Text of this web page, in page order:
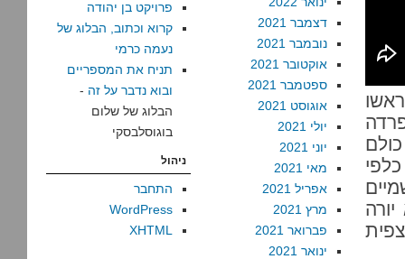
דצמבר 2021
נובמבר 2021
אוקטובר 2021
ספטמבר 2021
אוגוסט 2021
יולי 2021
יוני 2021
מאי 2021
אפריל 2021
מרץ 2021
פברואר 2021
ינואר 2021
פרויקט בן יהודה
קרוא וכתוב, הבלוג של
נעמה כרמי
תניח את המספריים
ובוא נדבר על זה -
הבלוג של שלום
בוגוסלבסקי
ניהול
התחבר
WordPress
XHTML